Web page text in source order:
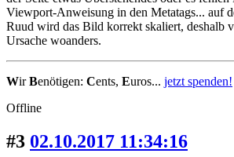
Viewport-Anweisung in den Metatags... auf
Ruud wird das Bild korrekt skaliert, deshalb
Ursache woanders.
WirBenötigen: Cents, Euros... jetzt spenden!
Offline
#3 02.10.2017 11:34:16